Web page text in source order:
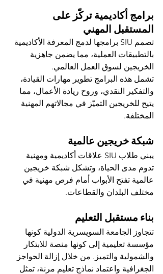
برامج أكاديمية تركّز على
المستقبل المهني
تصمم SIU برامجها لدمج المعرفة الأكاديمية
بالتطبيقات العملية، مما يضمن جاهزية
الخريجين لسوق العمل العالمي.
تشمل هذه البرامج تطوير مهارات القيادة،
والتفكير النقدي، وروح ريادة الأعمال، مما
يتيح للخريجين التميّز في مجالاتهم المهنية
المختلفة.
شبكة خريجين عالمية
يبني طلاب SIU علاقات أكاديمية ومهنية
تدوم مدى الحياة، وتشكل شبكة خريجين
عالمية تفتح الأبواب أمام فرص مهنية في
مختلف البلدان والقطاعات.
بناء مستقبل التعليم
تتجاوز الجامعة السويسرية الدولية كونها
مؤسسة تعليمية إلى كونها منصة للابتكار
والشمولية والتميز. من خلال إزالة الحواجز
الجغرافية واعتماد نماذج تعليم مرنة، تمثل